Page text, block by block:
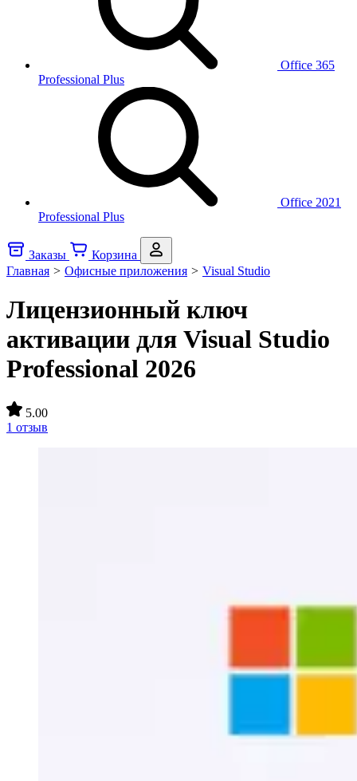
Office 365
Professional Plus
Office 2021
Professional Plus
Заказы
Корзина
Главная > Офисные приложения > Visual Studio
Лицензионный ключ
активации для Visual Studio
Professional 2026
5.00
1 отзыв